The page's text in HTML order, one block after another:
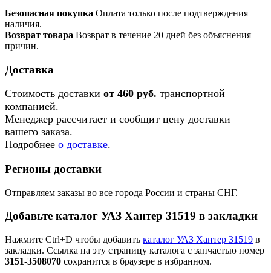
Безопасная покупка Оплата только после подтверждения
наличия.
Возврат товара Возврат в течение 20 дней без объяснения
причин.
Доставка
Стоимость доставки от 460 руб. транспортной
компанией.
Менеджер рассчитает и сообщит цену доставки
вашего заказа.
Подробнее о доставке.
Регионы доставки
Отправляем заказы во все города России и страны СНГ.
Добавьте каталог УАЗ Хантер 31519 в закладки
Нажмите Ctrl+D чтобы добавить каталог УАЗ Хантер 31519 в
закладки. Ссылка на эту страницу каталога с запчастью номер
3151-3508070 сохранится в браузере в избранном.